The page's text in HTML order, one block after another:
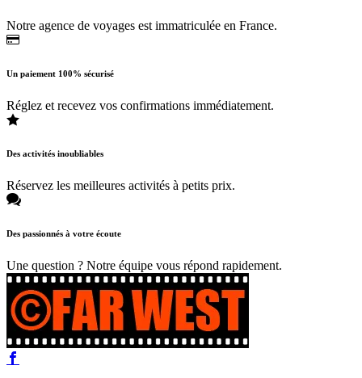
Notre agence de voyages est immatriculée en France.
Un paiement 100% sécurisé
Réglez et recevez vos confirmations immédiatement.
Des activités inoubliables
Réservez les meilleures activités à petits prix.
Des passionnés à votre écoute
Une question ? Notre équipe vous répond rapidement.